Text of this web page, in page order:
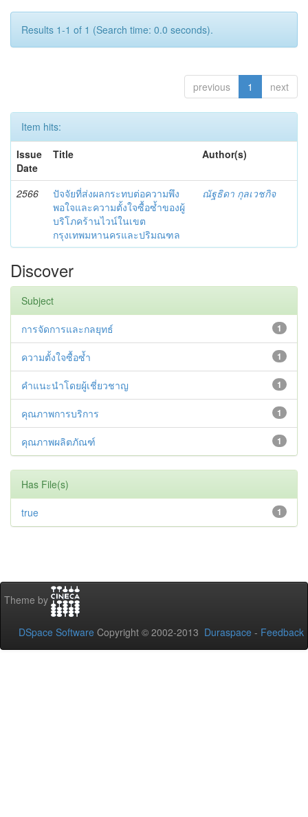
Results 1-1 of 1 (Search time: 0.0 seconds).
previous 1 next
Item hits:
Issue
Date
Title Author(s)
2566
ปัจจัยที่ส่งผลกระทบต่อความพึง
พอใจและความตั้งใจซื้อซ้ำของผู้
บริโภคร้านไวน์ในเขต
กรุงเทพมหานครและปริมณฑล
ณัฐธิดา กุลเวชกิจ
Discover
Subject
1
การจัดการและกลยุทธ์
1
ความตั้งใจซื้อซ้ำ
1
คำแนะนำโดยผู้เชี่ยวชาญ
1
คุณภาพการบริการ
1
คุณภาพผลิตภัณฑ์
Has File(s)
1
true
Theme by
DSpace Software Copyright © 2002-2013 Duraspace - Feedback